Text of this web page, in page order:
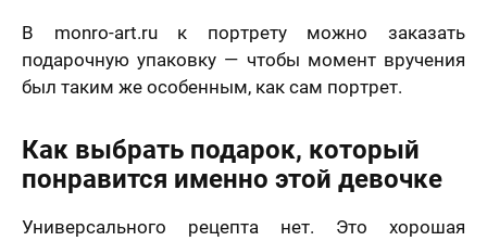
В monro-art.ru к портрету можно заказать
подарочную упаковку — чтобы момент вручения
был таким же особенным, как сам портрет.
Как выбрать подарок, который
понравится именно этой девочке
Универсального рецепта нет. Это хорошая